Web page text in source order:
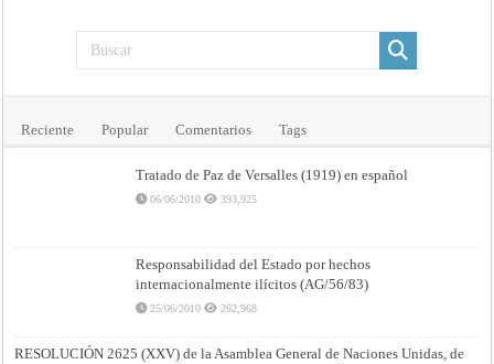
Reciente Popular Comentarios Tags
Tratado de Paz de Versalles (1919) en español
06/06/2010 393,925
Responsabilidad del Estado por hechos
internacionalmente ilícitos (AG/56/83)
25/06/2010 262,968
RESOLUCIÓN 2625 (XXV) de la Asamblea General de Naciones Unidas, de